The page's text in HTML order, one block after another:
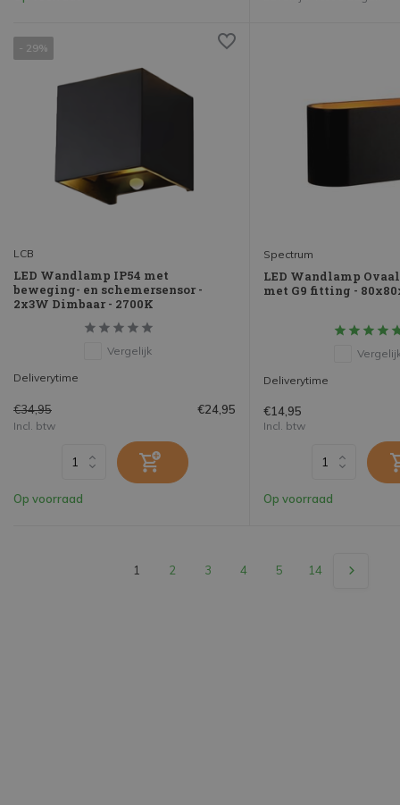
- 29%
LCB
LED Wandlamp IP54 met
beweging- en schemersensor -
2x3W Dimbaar - 2700K
Vergelijk
Deliverytime
€34,95 €24,95
Incl. btw
Op voorraad
Spectrum
LED Wandlamp
met G9 fitting -
Deliverytime
€14,95
Incl. btw
Op voorraad
1 2 3 4 5 14